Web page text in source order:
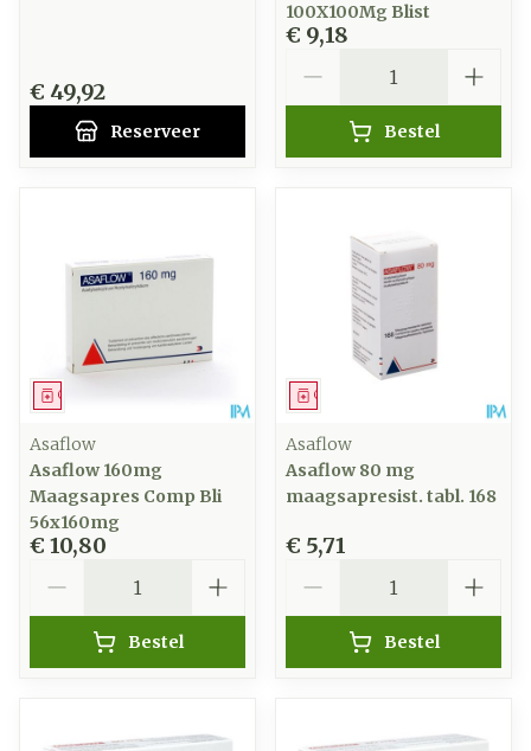
€ 49,92
Reserveer
100X100Mg Blist
€ 9,18
Bestel
Geneesmiddel
Asaflow
Asaflow 160mg
Maagsapres Comp Bli
56x160mg
€ 10,80
Bestel
Geneesmiddel
Asaflow
Asaflow 80 mg
maagsapresist. tabl. 168
€ 5,71
Bestel